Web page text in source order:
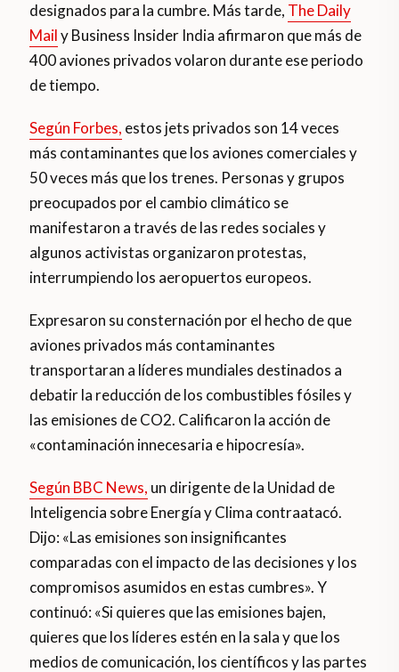
designados para la cumbre. Más tarde, The Daily
Maily Business Insider India afirmaron que más de
400 aviones privados volaron durante ese periodo
de tiempo.
Según Forbes, estos jets privados son 14 veces
más contaminantes que los aviones comerciales y
50 veces más que los trenes. Personas y grupos
preocupados por el cambio climático se
manifestaron a través de las redes sociales y
algunos activistas organizaron protestas,
interrumpiendo los aeropuertos europeos.
Expresaron su consternación por el hecho de que
aviones privados más contaminantes
transportaran a líderes mundiales destinados a
debatir la reducción de los combustibles fósiles y
las emisiones de CO2. Calificaron la acción de
«contaminación innecesaria e hipocresía».
Según BBC News, un dirigente de la Unidad de
Inteligencia sobre Energía y Clima contraatacó.
Dijo: «Las emisiones son insignificantes
comparadas con el impacto de las decisiones y los
compromisos asumidos en estas cumbres». Y
continuó: «Si quieres que las emisiones bajen,
quieres que los líderes estén en la sala y que los
medios de comunicación, los científicos y las partes